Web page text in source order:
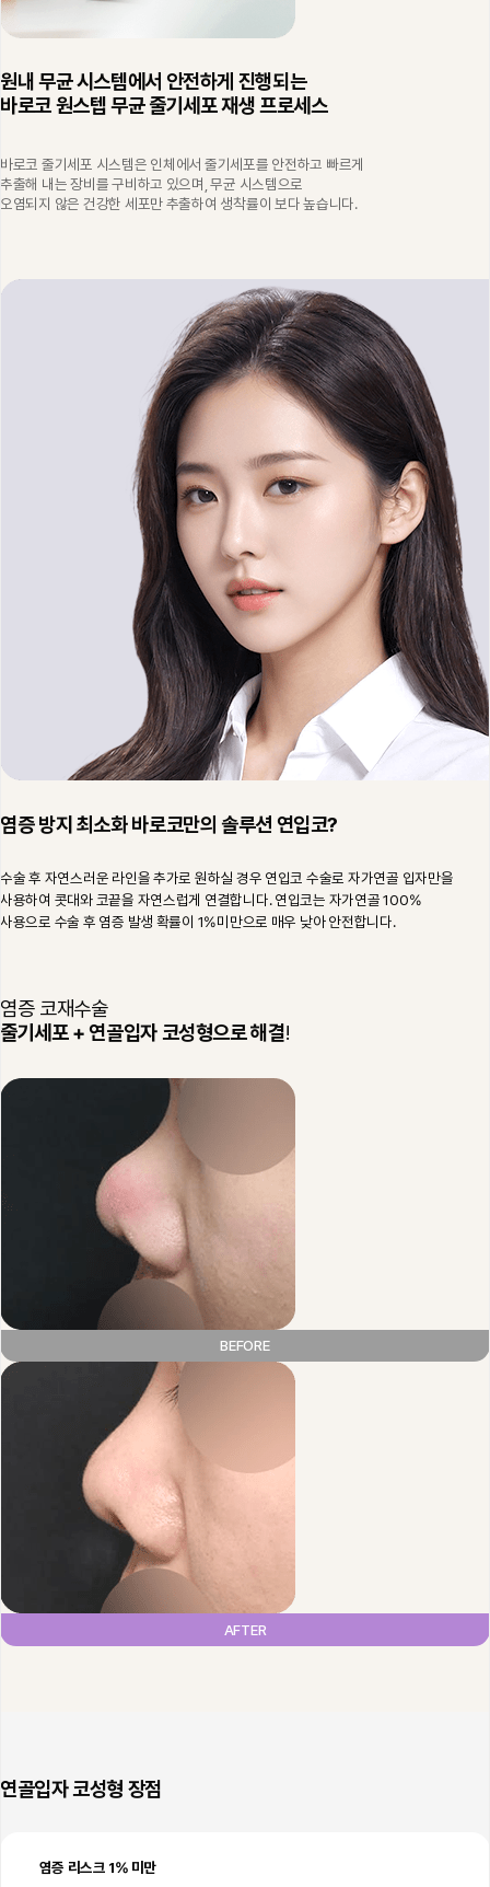
원내 무균 시스템에서 안전하게 진행되는
바로코 원스텝 무균 줄기세포 재생 프로세스
바로코 줄기세포 시스템은 인체에서 줄기세포를 안전하고 빠르게
추출해 내는 장비를 구비하고 있으며, 무균 시스템으로
오염되지 않은 건강한 세포만 추출하여 생착률이 보다 높습니다.
염증 방지 최소화 바로코만의 솔루션 연입코?
수술 후 자연스러운 라인을 추가로 원하실 경우 연입코 수술로 자가연골 입자만을
사용하여 콧대와 코끝을 자연스럽게 연결합니다. 연입코는 자가연골 100%
사용으로 수술 후 염증 발생 확률이 1%미만으로 매우 낮아 안전합니다.
염증 코재수술
줄기세포 + 연골입자 코성형으로 해결!
BEFORE
AFTER
연골입자 코성형 장점
염증 리스크 1% 미만